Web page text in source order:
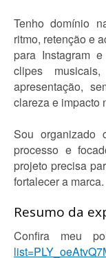
Tenho domínio
ritmo, retenção e
para Instagram
clipes
apresentação,
clareza e impacto
Sou organizado
processo e
projeto precisa
fortalecer a marca.
Resumo da
Confira meu